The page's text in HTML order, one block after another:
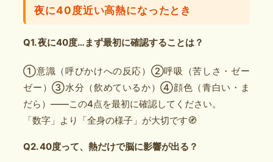
夜に40度近い高熱になったとき
Q1. 夜に40度…まず最初に確認することは？
①意識（呼びかけへの反応）②呼吸（苦しさ・ゼー
ゼー）③水分（飲めているか）④顔色（青白い・ま
だら）——この4点を最初に確認してください。
「数字」より「全身の様子」が大切です🧭
Q2. 40度って、熱だけで脳に影響が出る？